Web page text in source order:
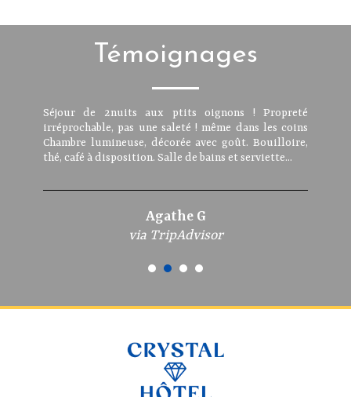
Témoignages
Séjour de 2nuits aux ptits oignons ! Propreté
irréprochable, pas une saleté ! même dans les coins
Chambre lumineuse, décorée avec goût. Bouilloire,
thé, café à disposition. Salle de bains et serviette...
Agathe G
via TripAdvisor